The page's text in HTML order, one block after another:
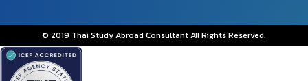
© 2019 Thai Study Abroad Consultant All Rights Reserved.